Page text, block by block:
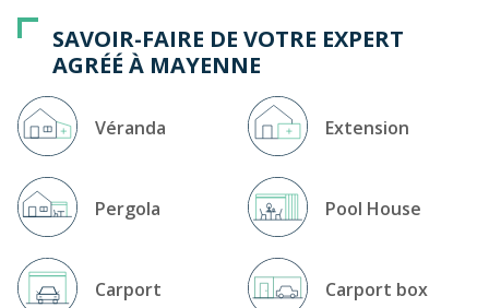
SAVOIR-FAIRE DE VOTRE EXPERT
AGRÉÉ À MAYENNE
Véranda Extension
Pergola Pool House
Carport Carport box